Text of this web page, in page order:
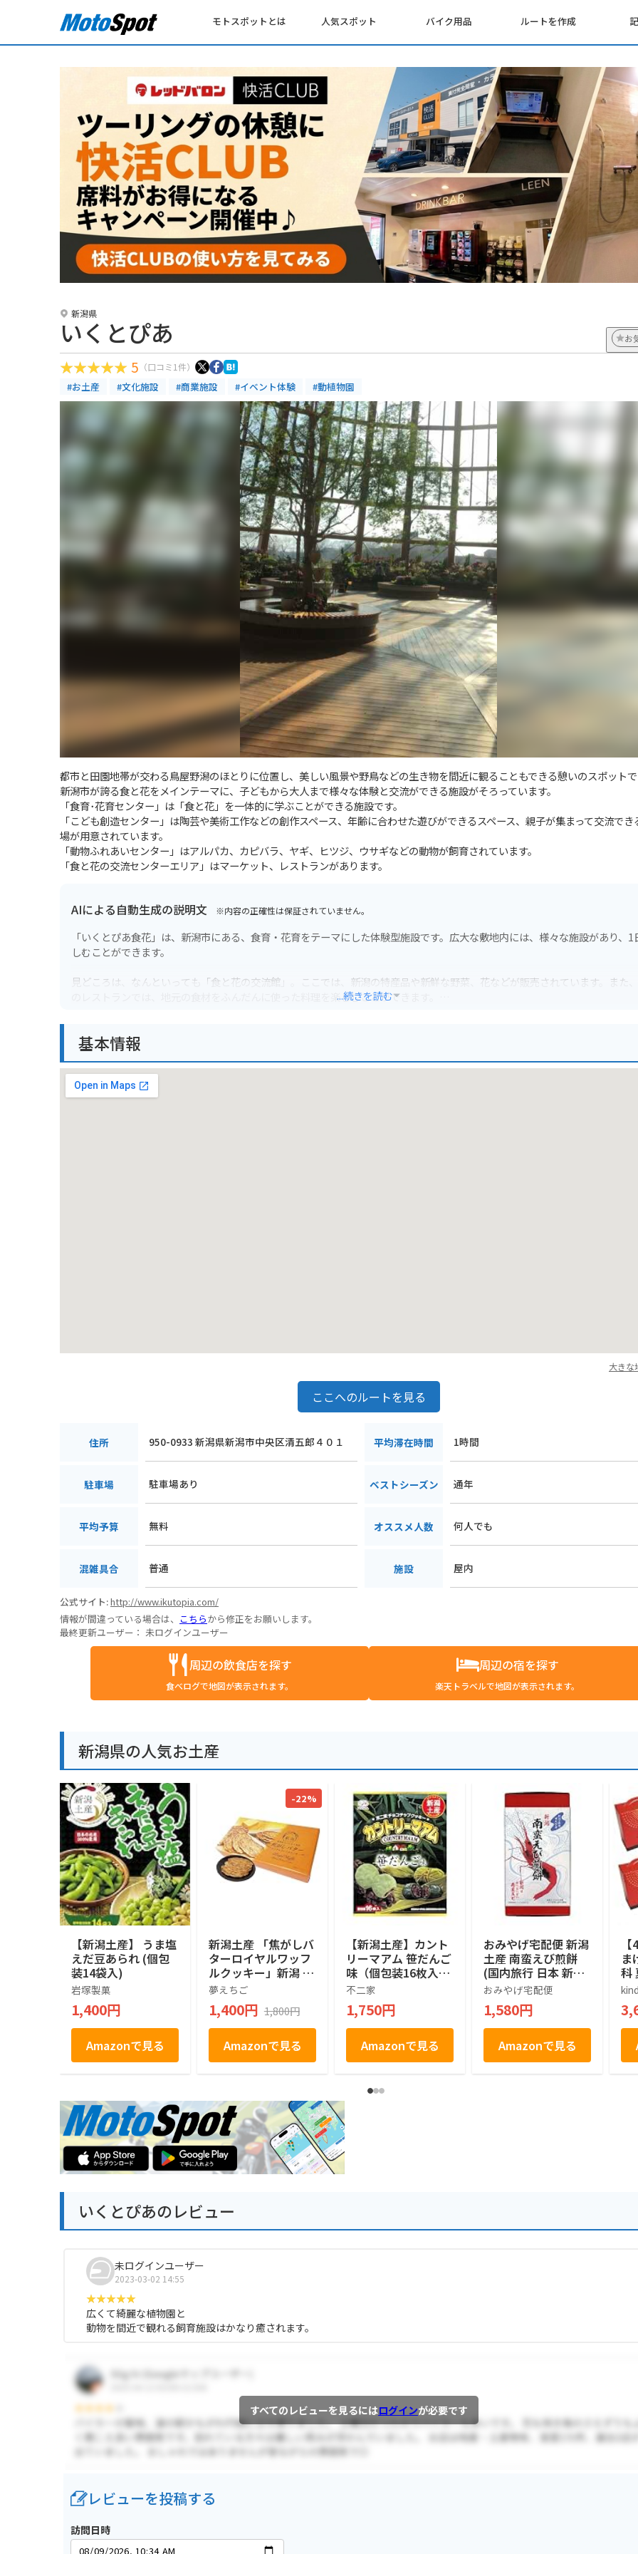
モトスポットとは 人気スポット バイク用品 ルートを作成
新潟県
いくとぴあ お
5 （口コミ1件）
#お土産 #文化施設 #商業施設 #イベント体験 #動植物園
都市と田園地帯が交わる鳥屋野潟のほとりに位置し、美しい風景や野鳥などの生き物を間近に観ることもできる憩いのスポットで
新潟市が誇る食と花をメインテーマに、子どもから大人まで様々な体験と交流ができる施設がそろっています。
「食育･花育センター」は「食と花」を一体的に学ぶことができる施設です。
「こども創造センター」は陶芸や美術工作などの創作スペース、年齢に合わせた遊びができるスペース、親子が集まって交流でき
場が用意されています。
「動物ふれあいセンター」はアルパカ、カピバラ、ヤギ、ヒツジ、ウサギなどの動物が飼育されています。
「食と花の交流センターエリア」はマーケット、レストランがあります。
AIによる自動生成の説明文 ※内容の正確性は保証されていません。
「いくとぴあ食花」は、新潟市にある、食育・花育をテーマにした体験型施設です。広大な敷地内には、様々な施設があり、1
しむことができます。
見どころは、なんといっても「食と花の交流館」。ここでは、新潟の特産品や新鮮な野菜、花などが販売されています。また
のレストランでは、地元の食材をふんだんに使った料理を楽しむことができます。
を楽しむのもおすすめです。
...続きを読む
基本情報
大きな
ここへのルートを見る
住所 950-0933 新潟県新潟市中央区清五郎４０１ 平均滞在時間 1時間
駐車場 駐車場あり ベストシーズン 通年
平均予算 無料 オススメ人数 何人でも
混雑具合 普通 施設 屋内
公式サイト:http://www.ikutopia.com/
情報が間違っている場合は、 こちらから修正をお願いします。
最終更新ユーザー： 未ログインユーザー
周辺の飲食店を探す
食べログで地図が表示されます。
周辺の宿を探す
楽天トラベルで地図が表示されます。
新潟県の人気お土産
【新潟土産】 うま塩
えだ豆あられ (個包
装14袋入)
岩塚製菓
1,400円
Amazonで見る
-22%
新潟土産 「焦がしバ
ターロイヤルワッフ
ルクッキー」新潟 お
土産 お菓子
夢えちご
1,400円 1,800円
Amazonで見る
【新潟土産】カント
リーマアム 笹だんご
味（個包装16枚入）
不二家チョコチッ
プクッキー
不二家
1,750円
Amazonで見る
おみやげ宅配便 新潟
土産 南蛮えび煎餅
(国内旅行 日本 新潟
お土産）
おみやげ宅配便
1,580円
Amazonで見る
ま
科
菓
潟
土
いくとぴあのレビュー
未ログインユーザー
2023-03-02 14:55
広くて綺麗な植物園と
動物を間近で観れる飼育施設はかなり癒されます。
すべてのレビューを見るにはログインが必要です
レビューを投稿する
訪問日時